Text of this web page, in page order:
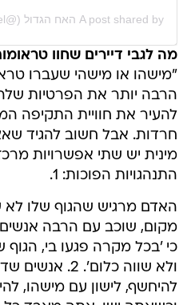
A post shared by האח הגדול (@bigbrotherisrael)
מה לגבי דיירים שחוו
"מישהו או מישהי שעברו
הרבה יותר את הפרטיות
להעיר את חוויית התקיפה
חרדות. אבל חשוב להגיד
מינית יש שתי אפשרויות
התנהגויות הפוכות: 1.
האדם מרגיש שהגוף שלו לא
מקום, שוכב עם הרבה
כי 'בכל מקרה פגעו בי, הגוף
ולא שווה
להיחשף, לישון עם מישהו,